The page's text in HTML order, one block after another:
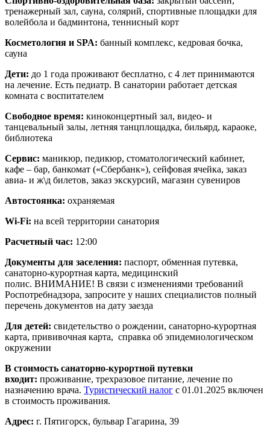
тренажерный зал, сауна, солярий, спортивные площадки для
волейбола и бадминтона, теннисный корт
Косметология и SPA: банный комплекс, кедровая бочка,
сауна
Дети: до 1 года проживают бесплатно, с 4 лет принимаются
на лечение. Есть педиатр. В санатории работает детская
комната с воспитателем
Свободное время: киноконцертный зал, видео- и
танцевальный залы, летняя танцплощадка, бильярд, караоке,
библиотека
Сервис: маникюр, педикюр, стоматологический кабинет,
кафе – бар, банкомат («Сбербанк»), сейфовая ячейка, заказ
авиа- и ж\д билетов, заказ экскурсий, магазин сувениров
Автостоянка: охраняемая
Wi-Fi: на всей территории санатория
Расчетный час: 12:00
Документы для заселения: паспорт, обменная путевка,
санаторно-курортная карта, медицинский
полис. ВНИМАНИЕ! В связи с изменениями требований
Роспотребнадзора, запросите у наших специалистов полный
перечень документов на дату заезда
Для детей: свидетельство о рождении, санаторно-курортная
карта, прививочная карта, справка об эпидемиологическом
окружении
В стоимость санаторно-курортной путевки
входит: проживание, трехразовое питание, лечение по
назначению врача. Туристический налог с 01.01.2025 включен
в стоимость проживания.
Адрес: г. Пятигорск, бульвар Гагарина, 39